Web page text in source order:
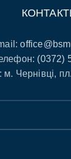
(0372)
м. Чернівці,